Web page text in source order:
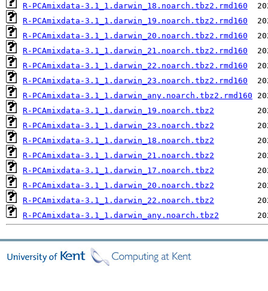
R-PCAmixdata-3.1_1.darwin_18.noarch.tbz2.rmd160
R-PCAmixdata-3.1_1.darwin_19.noarch.tbz2.rmd160
R-PCAmixdata-3.1_1.darwin_20.noarch.tbz2.rmd160
R-PCAmixdata-3.1_1.darwin_21.noarch.tbz2.rmd160
R-PCAmixdata-3.1_1.darwin_22.noarch.tbz2.rmd160
R-PCAmixdata-3.1_1.darwin_23.noarch.tbz2.rmd160
R-PCAmixdata-3.1_1.darwin_any.noarch.tbz2.rmd160
R-PCAmixdata-3.1_1.darwin_19.noarch.tbz2
R-PCAmixdata-3.1_1.darwin_23.noarch.tbz2
R-PCAmixdata-3.1_1.darwin_18.noarch.tbz2
R-PCAmixdata-3.1_1.darwin_21.noarch.tbz2
R-PCAmixdata-3.1_1.darwin_17.noarch.tbz2
R-PCAmixdata-3.1_1.darwin_20.noarch.tbz2
R-PCAmixdata-3.1_1.darwin_22.noarch.tbz2
R-PCAmixdata-3.1_1.darwin_any.noarch.tbz2